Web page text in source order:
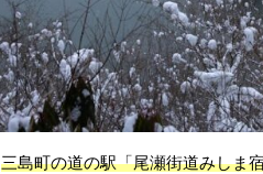
三島町の道の駅「尾瀬街道みしま